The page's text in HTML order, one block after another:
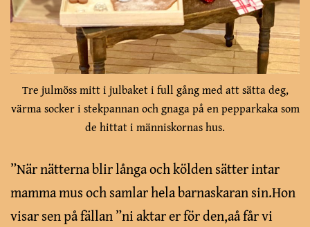
Tre julmöss mitt i julbaket i full gång med att sätta deg,
värma socker i stekpannan och gnaga på en pepparkaka som
de hittat i människornas hus.
”När nätterna blir långa och kölden sätter intar
mamma mus och samlar hela barnaskaran sin.Hon
visar sen på fällan ”ni aktar er för den,aå får vi